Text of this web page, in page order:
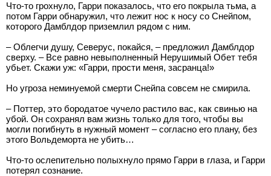
Что-то грохнуло, Гарри показалось, что его покрыла тьма, а
потом Гарри обнаружил, что лежит нос к носу со Снейпом,
которого Дамблдор приземлил рядом с ним.
– Облегчи душу, Северус, покайся, – предложил Дамблдор
сверху. – Все равно невыполненный Нерушимый Обет тебя
убьет. Скажи уж: «Гарри, прости меня, засранца!»
Но угроза неминуемой смерти Снейпа совсем не смирила.
– Поттер, это бородатое чучело растило вас, как свинью на
убой. Он сохранял вам жизнь только для того, чтобы вы
могли погибнуть в нужный момент – согласно его плану, без
этого Вольдеморта не убить…
Что-то ослепительно полыхнуло прямо Гарри в глаза, и Гарри
потерял сознание.